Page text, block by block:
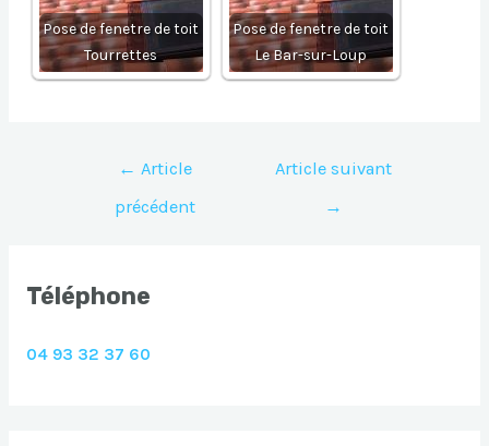
Pose de fenetre de toit
Tourrettes
Pose de fenetre de toit
Le Bar-sur-Loup
Navigation
l’article
← Article
précédent
Article suivant
→
Téléphone
04 93 32 37 60